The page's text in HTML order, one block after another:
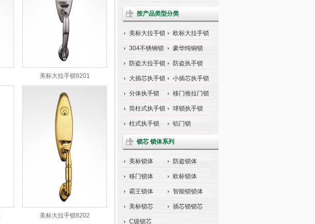
美标大拉手锁8201
美标大拉手锁8202
按产品类型分类
美标大拉手锁 欧标大拉手锁
304不锈钢锁 豪华纯铜锁
防盗大拉手锁 防盗执手锁
大插芯执手锁 小插芯执手锁
分体执手锁 移门推拉门锁
筒柱式执手锁 球锁执手锁
柱式执手锁 铝门锁
锁芯 锁体系列
美标锁体 防盗锁体
移门锁体 欧标锁体
霸王锁体 智能锁锁体
美标锁芯 插芯锁锁芯
C级锁芯